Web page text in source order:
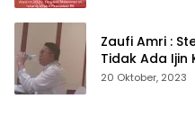
Zaufi Amri :
Tidak Ada Ijin
20 Oktober, 2023